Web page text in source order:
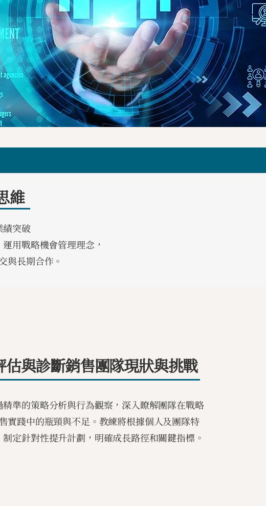
維
績突破
用戰略機會管理理念，
與長期合作。
估與診斷銷售團隊現狀與挑戰
精準的策略分析與行為觀察，深入瞭解團隊在戰略
實踐中的瓶頸與不足。教練將根據個人及團隊特
制定針對性提升計劃，明確成長路徑和關鍵指標。